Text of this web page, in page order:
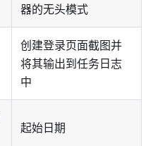
器的无头模式
创建登录页面截图并
将其输出到任务日志
中
起始日期